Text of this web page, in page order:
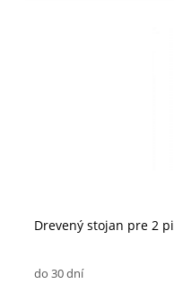
Drevený stojan pre 2
do 30 dní